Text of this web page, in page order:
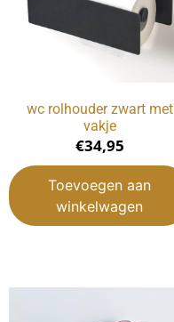
wc rolhouder zwart met
vakje
€34,95
Toevoegen aan
winkelwagen